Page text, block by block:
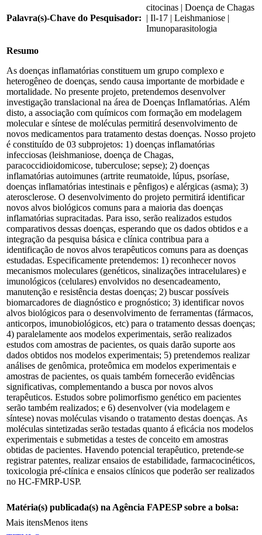
Palavra(s)-Chave do Pesquisador:
citocinas | Doença de Chagas
| Il-17 | Leishmaniose |
Imunoparasitologia
Resumo
As doenças inflamatórias constituem um grupo complexo e
heterogêneo de doenças, sendo causa importante de morbidade e
mortalidade. No presente projeto, pretendemos desenvolver
investigação translacional na área de Doenças Inflamatórias. Além
disto, a associação com químicos com formação em modelagem
molecular e síntese de moléculas permitirá desenvolvimento de
novos medicamentos para tratamento destas doenças. Nosso projeto
é constituído de 03 subprojetos: 1) doenças inflamatórias
infecciosas (leishmaniose, doença de Chagas,
paracoccidioidomicose, tuberculose; sepse); 2) doenças
inflamatórias autoimunes (artrite reumatoide, lúpus, psoríase,
doenças inflamatórias intestinais e pênfigos) e alérgicas (asma); 3)
aterosclerose. O desenvolvimento do projeto permitirá identificar
novos alvos biológicos comuns para a maioria das doenças
inflamatórias supracitadas. Para isso, serão realizados estudos
comparativos dessas doenças, esperando que os dados obtidos e a
integração da pesquisa básica e clínica contribua para a
identificação de novos alvos terapêuticos comuns para as doenças
estudadas. Especificamente pretendemos: 1) reconhecer novos
mecanismos moleculares (genéticos, sinalizações intracelulares) e
imunológicos (celulares) envolvidos no desencadeamento,
manutenção e resistência destas doenças; 2) buscar possíveis
biomarcadores de diagnóstico e prognóstico; 3) identificar novos
alvos biológicos para o desenvolvimento de ferramentas (fármacos,
anticorpos, imunobiológicos, etc) para o tratamento dessas doenças;
4) paralelamente aos modelos experimentais, serão realizados
estudos com amostras de pacientes, os quais darão suporte aos
dados obtidos nos modelos experimentais; 5) pretendemos realizar
análises de genômica, proteômica em modelos experimentais e
amostras de pacientes, os quais também fornecerão evidências
significativas, complementando a busca por novos alvos
terapêuticos. Estudos sobre polimorfismo genético em pacientes
serão também realizados; e 6) desenvolver (via modelagem e
síntese) novas moléculas visando o tratamento destas doenças. As
moléculas sintetizadas serão testadas quanto á eficácia nos modelos
experimentais e submetidas a testes de conceito em amostras
obtidas de pacientes. Havendo potencial terapêutico, pretende-se
registrar patentes, realizar ensaios de estabilidade, farmacocinéticos,
toxicologia pré-clínica e ensaios clínicos que poderão ser realizados
no HC-FMRP-USP.
Matéria(s) publicada(s) na Agência FAPESP sobre a bolsa:
Mais itensMenos itens